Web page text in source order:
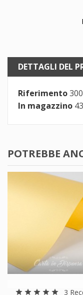
DETTAGLI DEL
Riferimento
In magazzino
POTREBBE
star star star star star 3